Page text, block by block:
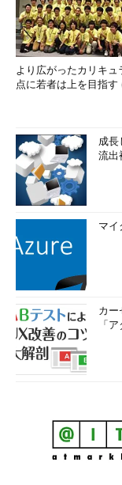
より広がったカリキュ
点に若者は上を目指す
成長
流出
マイ
カー
「